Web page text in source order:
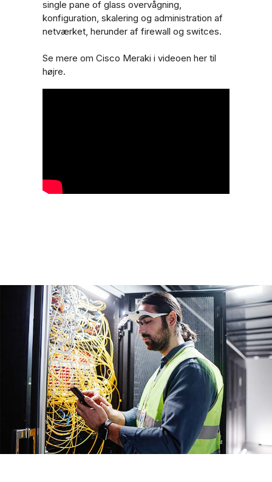
single pane of glass overvågning,
konfiguration, skalering og administration af
netværket, herunder af firewall og switces.
Se mere om Cisco Meraki i videoen her til
højre.